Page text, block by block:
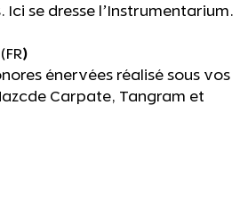
se dresse l’Instrumentarium.
)
énervées réalisé sous vos
Carpate, Tangram et